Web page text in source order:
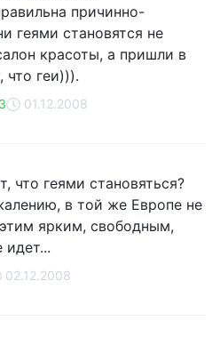
причинно-
геями становятся не
красоты, а пришли в
что геи))).
01.12.2008
что геями становяться?
в той же Европе не
ярким, свободным,
02.12.2008